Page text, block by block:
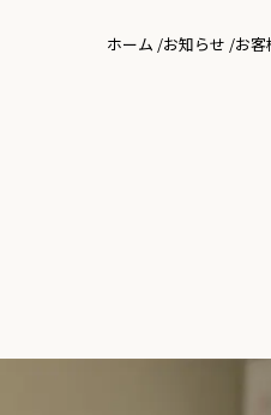
ホーム /お知らせ /お